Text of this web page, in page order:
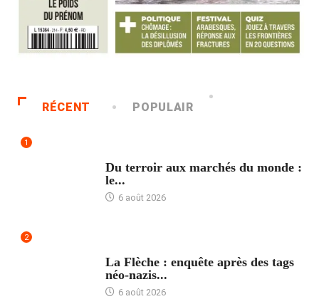
RÉCENT POPULAIR
1
Du terroir aux marchés du monde :
le...
6 août 2026
2
La Flèche : enquête après des tags
néo-nazis...
6 août 2026